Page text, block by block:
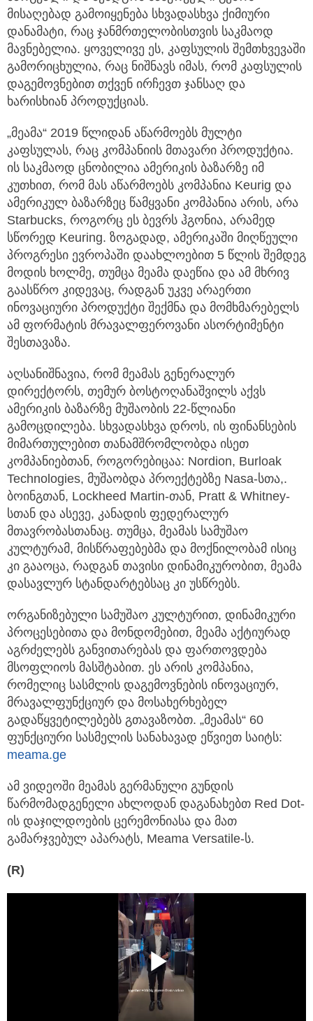
მისაღებად გამოიყენება სხვადასხვა ქიმიური
დანამატი, რაც ჯანმრთელობისთვის საკმაოდ
მავნებელია. ყოველივე ეს, კაფსულის შემთხვევაში
გამორიცხულია, რაც ნიშნავს იმას, რომ კაფსულის
დაგემოვნებით თქვენ ირჩევთ ჯანსაღ და
ხარისხიან პროდუქციას.
„მეამა“ 2019 წლიდან აწარმოებს მულტი
კაფსულას, რაც კომპანიის მთავარი პროდუქტია.
ის საკმაოდ ცნობილია ამერიკის ბაზარზე იმ
კუთხით, რომ მას აწარმოებს კომპანია Keurig და
ამერიკულ ბაზარზეც წამყვანი კომპანია არის, არა
Starbucks, როგორც ეს ბევრს ჰგონია, არამედ
სწორედ Keuring. ზოგადად, ამერიკაში მიღწეული
პროგრესი ევროპაში დაახლოებით 5 წლის შემდეგ
მოდის ხოლმე, თუმცა მეამა დაეწია და ამ მხრივ
გაასწრო კიდევაც, რადგან უკვე არაერთი
ინოვაციური პროდუქტი შექმნა და მომხმარებელს
ამ ფორმატის მრავალფეროვანი ასორტიმენტი
შესთავაზა.
აღსანიშნავია, რომ მეამას გენერალურ
დირექტორს, თემურ ბოსტოღანაშვილს აქვს
ამერიკის ბაზარზე მუშაობის 22-წლიანი
გამოცდილება. სხვადასხვა დროს, ის ფინანსების
მიმართულებით თანამშრომლობდა ისეთ
კომპანიებთან, როგორებიცაა: Nordion, Burloak
Technologies, მუშაობდა პროექტებზე Nasa-სთა,.
ბოინგთან, Lockheed Martin-თან, Pratt & Whitney-
სთან და ასევე, კანადის ფედერალურ
მთავრობასთანაც. თუმცა, მეამას სამუშაო
კულტურამ, მისწრაფებებმა და მოქნილობამ ისიც
კი გააოცა, რადგან თავისი დინამიკურობით, მეამა
დასავლურ სტანდარტებსაც კი უსწრებს.
ორგანიზებული სამუშაო კულტურით, დინამიკური
პროცესებითა და მონდომებით, მეამა აქტიურად
აგრძელებს განვითარებას და ფართოვდება
მსოფლიოს მასშტაბით. ეს არის კომპანია,
რომელიც სასმლის დაგემოვნების ინოვაციურ,
მრავალფუნქციურ და მოსახერხებელ
გადაწყვეტილებებს გთავაზობთ. „მეამას“ 60
ფუნქციური სასმელის სანახავად ეწვიეთ საიტს:
meama.ge
ამ ვიდეოში მეამას გერმანული გუნდის
წარმომადგენელი ახლოდან დაგანახებთ Red Dot-
ის დაჯილდოების ცერემონიასა და მათ
გამარჯვებულ აპარატს, Meama Versatile-ს.
(R)
Play